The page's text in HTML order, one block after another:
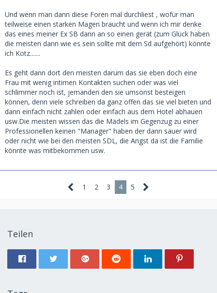
Und wenn man dann diese Foren mal durchliest , wofür man
teilweise einen starken Magen braucht und wenn ich mir denke
das eines meiner Ex SB dann an so einen gerät (zum Glück haben
die meisten dann wie es sein sollte mit dem Sd aufgehört) könnte
ich Kotz.......
Es geht dann dort den meisten darum das sie eben doch eine
Frau mit wenig intimen Kontakten suchen oder was viel
schlimmer noch ist, jemanden den sie umsonst besteigen
können, denn viele schreiben da ganz offen das sie viel bieten und
dann einfach nicht zahlen oder einfach aus dem Hotel abhauen
usw.Die meisten wissen das die Mädels im Gegenzug zu einer
Professionellen keinen "Manager" haben der dann sauer wird
oder nicht wie bei den meisten SDL, die Angst da ist die Familie
könnte was mitbekommen usw.
1 2 3 4 5
Teilen